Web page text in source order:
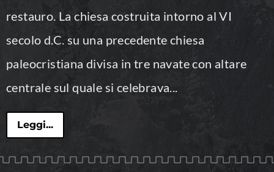
restauro. La chiesa costruita intorno al VI
secolo d.C. su una precedente chiesa
paleocristiana divisa in tre navate con altare
centrale sul quale si celebrava...
Leggi...